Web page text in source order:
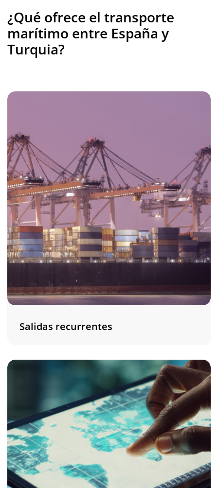
¿Qué ofrece el transporte
marítimo entre España y
Turquia?
Salidas recurrentes